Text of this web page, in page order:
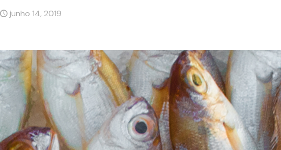
junho 14, 2019